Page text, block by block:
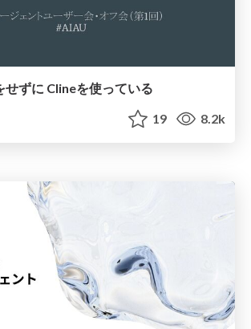
ずに Clineを使っている
19 8.2k